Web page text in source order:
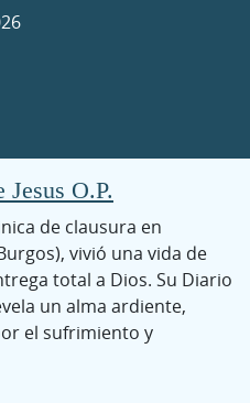
Jesus O.P.
de clausura en
vivió una vida de
total a Dios. Su Diario
un alma ardiente,
el sufrimiento y